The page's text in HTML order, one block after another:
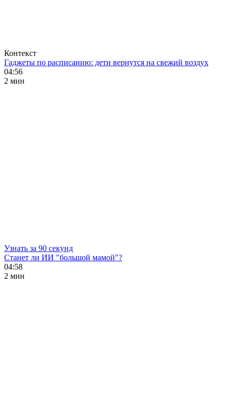
Контекст
Гаджеты по расписанию: дети вернутся на свежий воздух
04:56
2 мин
Узнать за 90 секунд
Станет ли ИИ "большой мамой"?
04:58
2 мин